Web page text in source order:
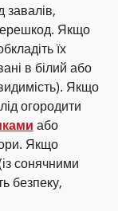
завалів,
Якщо
їх
в білий або
Якщо
огородити
або
Якщо
сонячними
безпеку,